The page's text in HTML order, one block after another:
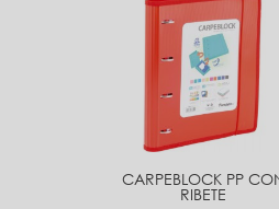
CARPEBLOCK PP
RIBETE